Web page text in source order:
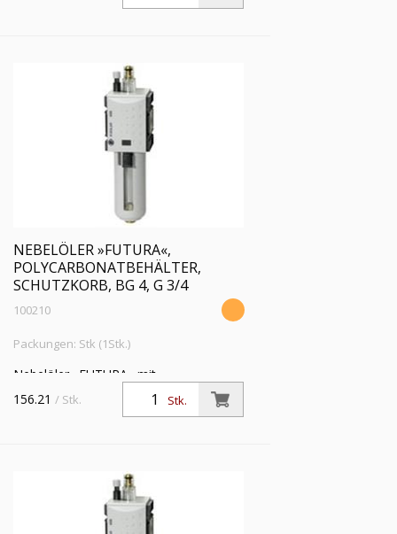
NEBELÖLER »FUTURA«,
POLYCARBONATBEHÄLTER,
SCHUTZKORB, BG 4, G 3/4
100210
Packungen: Stk (1Stk.)
Nebelöler »FUTURA« mit
Polycarbonatbehälter und Schutzkorb,
BG 4, G 3/4, Eingangsdruck max. 16 bar,
Stk.
156.21 / Stk.